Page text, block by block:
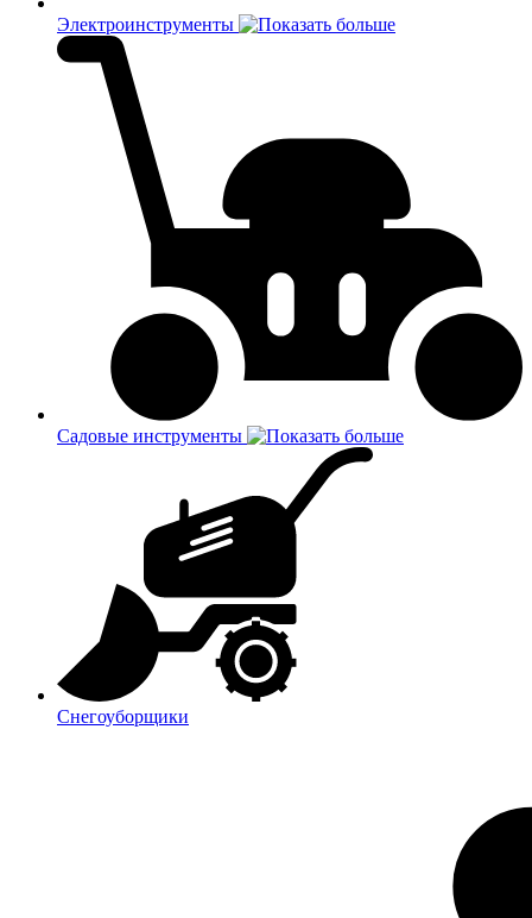
Электроинструменты
Садовые инструменты
Снегоуборщики